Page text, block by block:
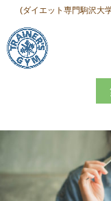
(ダイエット専門駒沢大